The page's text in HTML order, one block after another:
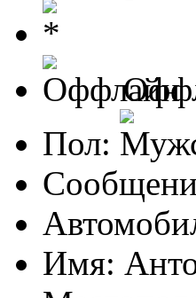
Пол:
Имя: